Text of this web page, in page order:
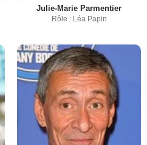
Julie-Marie Parmentier
Rôle : Léa Papin